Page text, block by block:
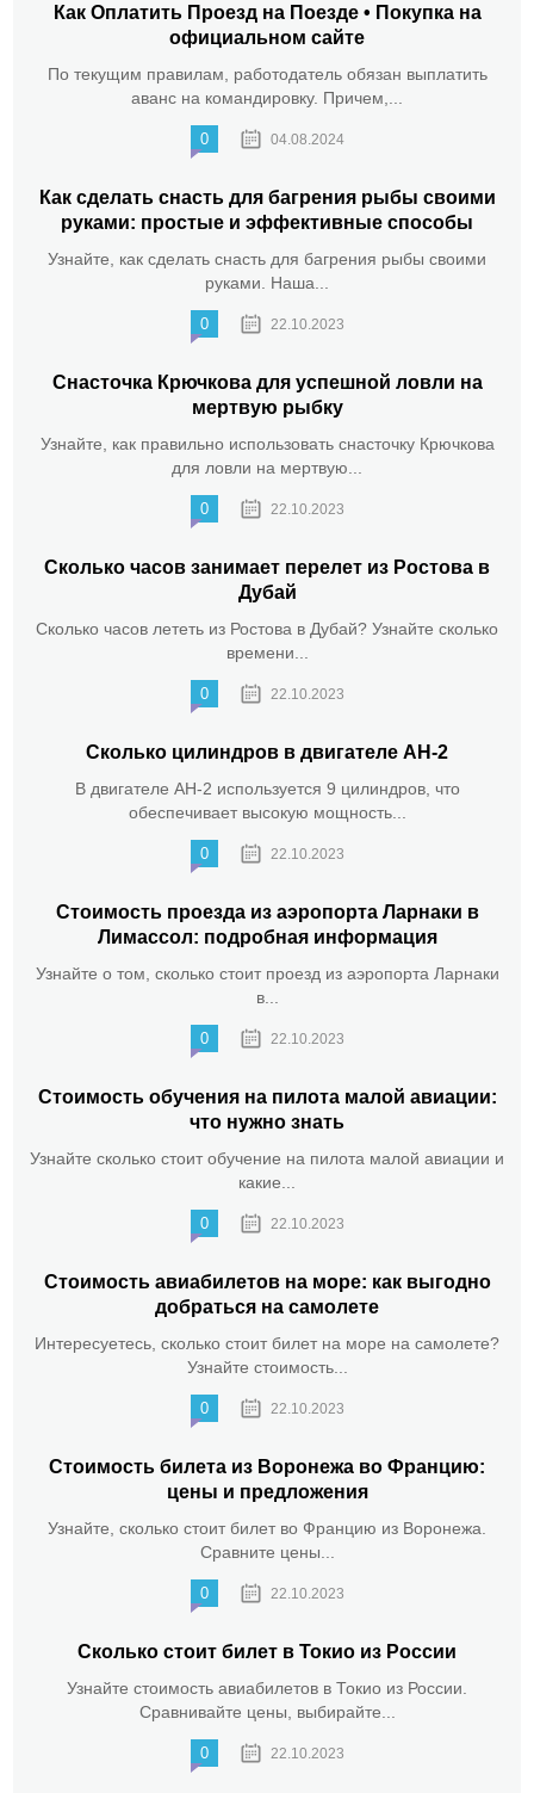
Как Оплатить Проезд на Поезде • Покупка на
официальном сайте
По текущим правилам, работодатель обязан выплатить
аванс на командировку. Причем,...
0 04.08.2024
Как сделать снасть для багрения рыбы своими
руками: простые и эффективные способы
Узнайте, как сделать снасть для багрения рыбы своими
руками. Наша...
0 22.10.2023
Снасточка Крючкова для успешной ловли на
мертвую рыбку
Узнайте, как правильно использовать снасточку Крючкова
для ловли на мертвую...
0 22.10.2023
Сколько часов занимает перелет из Ростова в
Дубай
Сколько часов лететь из Ростова в Дубай? Узнайте сколько
времени...
0 22.10.2023
Сколько цилиндров в двигателе АН-2
В двигателе АН-2 используется 9 цилиндров, что
обеспечивает высокую мощность...
0 22.10.2023
Стоимость проезда из аэропорта Ларнаки в
Лимассол: подробная информация
Узнайте о том, сколько стоит проезд из аэропорта Ларнаки
в...
0 22.10.2023
Стоимость обучения на пилота малой авиации:
что нужно знать
Узнайте сколько стоит обучение на пилота малой авиации и
какие...
0 22.10.2023
Стоимость авиабилетов на море: как выгодно
добраться на самолете
Интересуетесь, сколько стоит билет на море на самолете?
Узнайте стоимость...
0 22.10.2023
Стоимость билета из Воронежа во Францию:
цены и предложения
Узнайте, сколько стоит билет во Францию из Воронежа.
Сравните цены...
0 22.10.2023
Сколько стоит билет в Токио из России
Узнайте стоимость авиабилетов в Токио из России.
Сравнивайте цены, выбирайте...
0 22.10.2023